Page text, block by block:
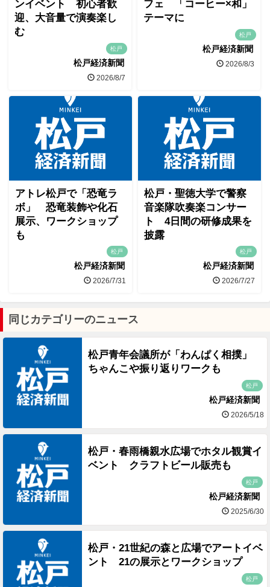
ンイベント 初心者歓
迎、大音量で演奏楽し
む
松戸
松戸経済新聞
2026/8/7
フェ 「コーヒー×和」
テーマに
松戸
松戸経済新聞
2026/8/3
アトレ松戸で「恐竜ラ
ボ」 恐竜装飾や化石
展示、ワークショップ
も
松戸
松戸経済新聞
2026/7/31
松戸・聖徳大学で警察
音楽隊吹奏楽コンサー
ト 4日間の研修成果を
披露
松戸
松戸経済新聞
2026/7/27
同じカテゴリーのニュース
松戸青年会議所が「わんぱく相撲」
ちゃんこや振り返りワークも
松戸
松戸経済新聞
2026/5/18
松戸・春雨橋親水広場でホタル観賞イ
ベント クラフトビール販売も
松戸
松戸経済新聞
2025/6/30
松戸・21世紀の森と広場でアートイベ
ント 21の展示とワークショップ
松戸